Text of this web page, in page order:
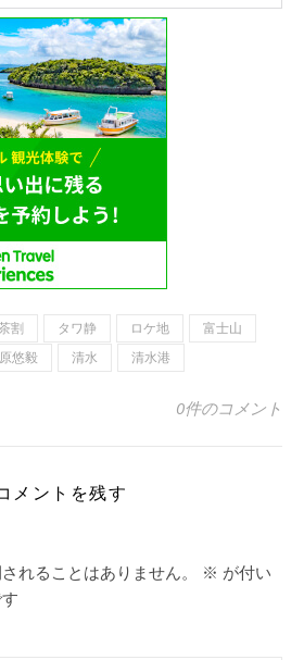
割 タワ静 ロケ地
富士山
悠毅 清水 清水港
0件のコメント
メントを残す
れることはありません。 ※ が付い